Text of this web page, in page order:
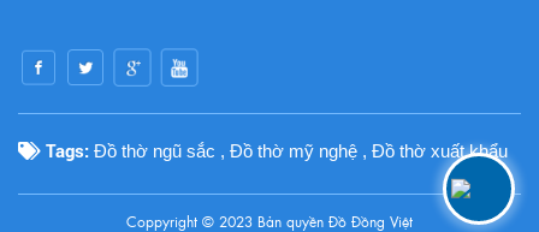
Tags: Đồ thờ ngũ sắc , Đồ thờ mỹ nghệ , Đồ thờ xuất khẩu
Coppyright © 2023 Bản quyền Đồ Đồng Việt